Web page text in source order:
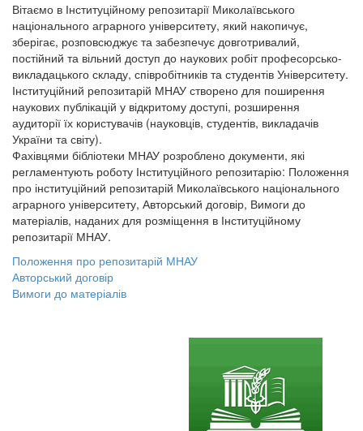
Вітаємо в Інституційному репозитарії Миколаївського
національного аграрного університету, який накопичує,
зберігає, розповсюджує та забезпечує довготривалий,
постійний та вільний доступ до наукових робіт професорсько-
викладацького складу, співробітників та студентів Університету.
Інституційний репозитарій МНАУ створено для поширення
наукових публікацій у відкритому доступі, розширення
аудиторії їх користувачів (науковців, студентів, викладачів
України та світу).
Фахівцями бібліотеки МНАУ розроблено документи, які
регламентують роботу Інституційного репозитарію: Положення
про інституційний репозитарій Миколаївського національного
аграрного університету, Авторський договір, Вимоги до
матеріалів, наданих для розміщення в Інституційному
репозитарії МНАУ.
Положення про репозитарій МНАУ
Авторський договір
Вимоги до матеріалів